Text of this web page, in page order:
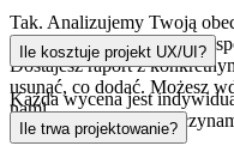
Tak. Analizujemy Twoją
użytkownika, szybkości,
Dostajesz raport z
usunąć, co dodać. Możesz
nami.
Ile kosztuje projekt UX/UI?
Każda wycena jest
złożoności. Zawsze
Ile trwa projektowanie?